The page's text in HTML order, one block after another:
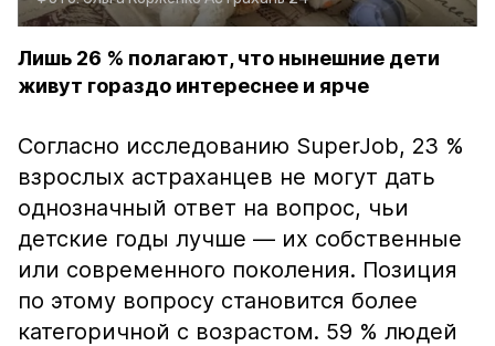
Лишь 26 % полагают, что нынешние дети
живут гораздо интереснее и ярче
Согласно исследованию SuperJob, 23 %
взрослых астраханцев не могут дать
однозначный ответ на вопрос, чьи
детские годы лучше — их собственные
или современного поколения. Позиция
по этому вопросу становится более
категоричной с возрастом. 59 % людей